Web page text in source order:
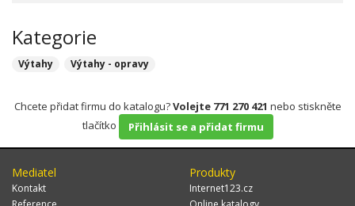
Kategorie
Výtahy Výtahy - opravy
Chcete přidat firmu do katalogu?Volejte 771 270 421 nebo stiskněte
tlačítko
Přihlásit se a přidat firmu
Mediatel
Kontakt
Produkty
Internet123.cz